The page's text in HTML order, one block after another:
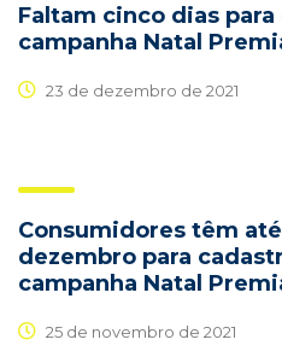
Faltam cinco dias
campanha Natal
23 de dezembro de 2021
Consumidores têm
dezembro para
campanha Natal
25 de novembro de 2021